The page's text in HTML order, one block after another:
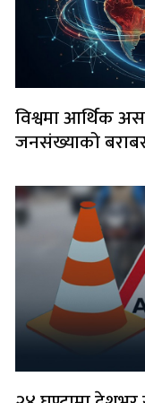
विश्वमा आर्थिक
जनसंख्याको